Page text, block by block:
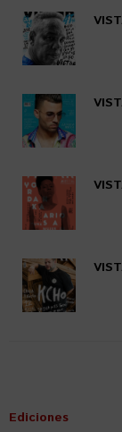
Ediciones